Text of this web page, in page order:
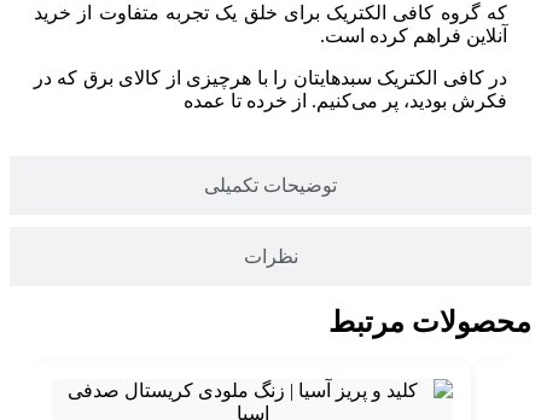
توضیحات تکمیلی
نظرات
که گروه کافی الکتریک برای خلق یک تجربه متفاوت از خرید
آنلاین فراهم کرده است.
در کافی الکتریک سبدهایتان را با هرچیزی از کالای برق که در
فکرش بودید، پر می‌کنیم. از خرده تا عمده
محصولات مرتبط